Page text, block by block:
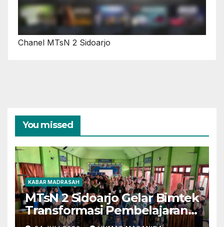
Chanel MTsN 2 Sidoarjo
You missed
KABAR MADRASAH
MTsN 2 Sidoarjo Gelar Bimtek
Transformasi Pembelajaran
Berbasis AI dan Deep